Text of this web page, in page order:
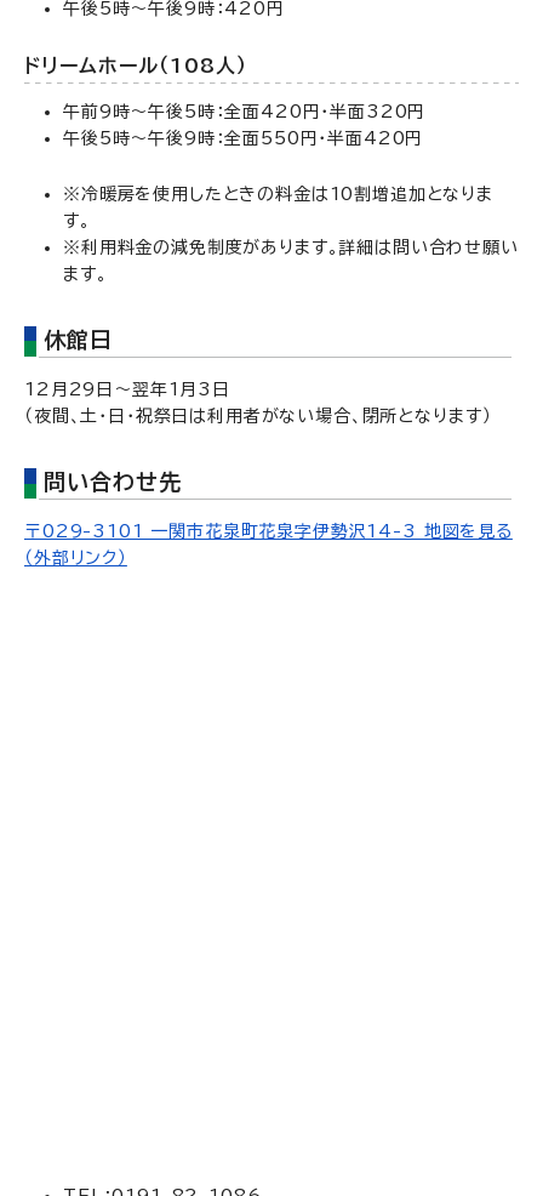
午後5時～午後9時：420円
ドリームホール（108人）
午前9時～午後5時：全面420円・半面320円
午後5時～午後9時：全面550円・半面420円
※冷暖房を使用したときの料金は10割増追加となりま
す。
※利用料金の減免制度があります。詳細は問い合わせ願い
ます。
休館日
12月29日～翌年1月3日
（夜間、土・日・祝祭日は利用者がない場合、閉所となります）
問い合わせ先
〒029-3101 一関市花泉町花泉字伊勢沢14-3 地図を見る
（外部リンク）